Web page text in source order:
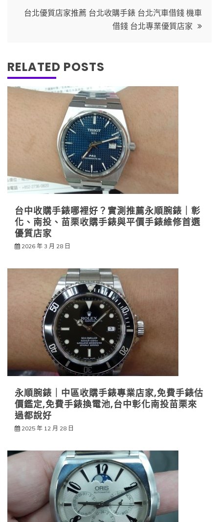
台北優質店家推薦 台北收購手錶 台北汽車借錢 機車
借錢 台北專業優質店家
RELATED POSTS
台中收購手錶哪裡好？實測推薦永順腕錶｜彰
化、南投、苗栗收購手錶與平價手錶維修首選
優質店家
2026 年 3 月 28 日
永順腕錶｜中區收購手錶專業店家,免費手錶估
價鑑定,免費手錶換電池,台中彰化南投苗栗來
過都說好
2025 年 12 月 28 日